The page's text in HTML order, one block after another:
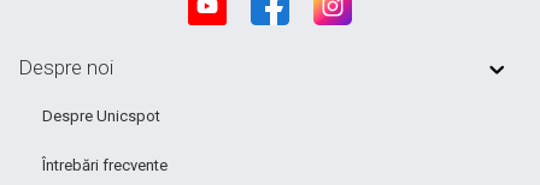
Despre noi
Despre Unicspot
Întrebări frecvente